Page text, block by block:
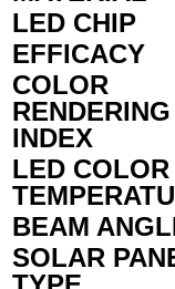
LED CHIP
EFFICACY
COLOR
RENDERING
INDEX
LED COLOR
BEAM
SOLAR